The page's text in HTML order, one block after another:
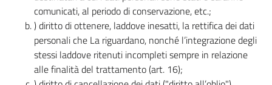
comunicati, al periodo di conservazione, etc.;
) diritto di ottenere, laddove inesatti, la rettifica dei dati
personali che La riguardano, nonché l’integrazione degli
stessi laddove ritenuti incompleti sempre in relazione
alle finalità del trattamento (art. 16);